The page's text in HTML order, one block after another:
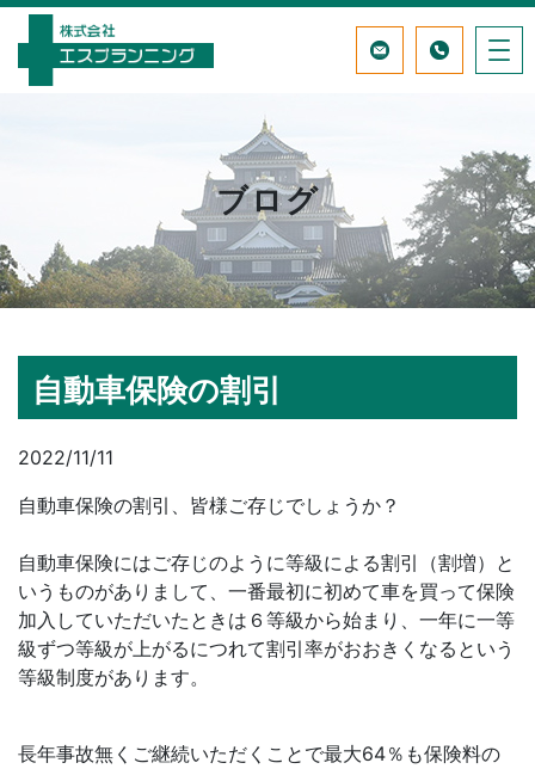
ブログ
自動車保険の割引
2022/11/11
自動車保険の割引、皆様ご存じでしょうか？
自動車保険にはご存じのように等級による割引（割増）と
いうものがありまして、一番最初に初めて車を買って保険
加入していただいたときは６等級から始まり、一年に一等
級ずつ等級が上がるにつれて割引率がおおきくなるという
等級制度があります。
長年事故無くご継続いただくことで最大64％も保険料の